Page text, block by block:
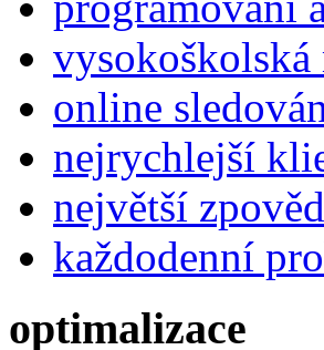
sociální síť
programování
vysokoškolská
online
nejrychlejší
největší
každodenní